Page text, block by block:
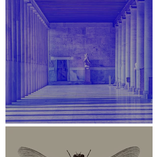
Stoa des Attalos